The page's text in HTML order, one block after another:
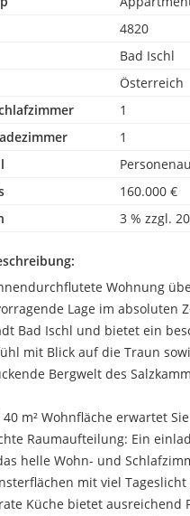
4820
Bad Ischl
Österreich
1
1
160.000 €
3 % zzgl.
Wohnung
Lage im absoluten
Bad Ischl und bietet ein
mit Blick auf die Traun
Bergwelt des
m² Wohnfläche erwartet
Raumaufteilung: Ein
helle Wohn- und
mit viel
Küche bietet ausreichend